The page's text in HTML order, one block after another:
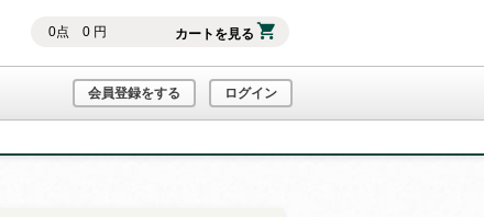
0点 0円 カートを見る
会員登録をする ログイン